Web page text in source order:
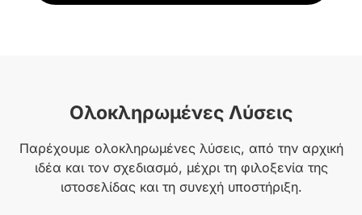
Ολοκληρωμένες Λύσεις
Παρέχουμε ολοκληρωμένες λύσεις, από την αρχική
ιδέα και τον σχεδιασμό, μέχρι τη φιλοξενία της
ιστοσελίδας και τη συνεχή υποστήριξη.